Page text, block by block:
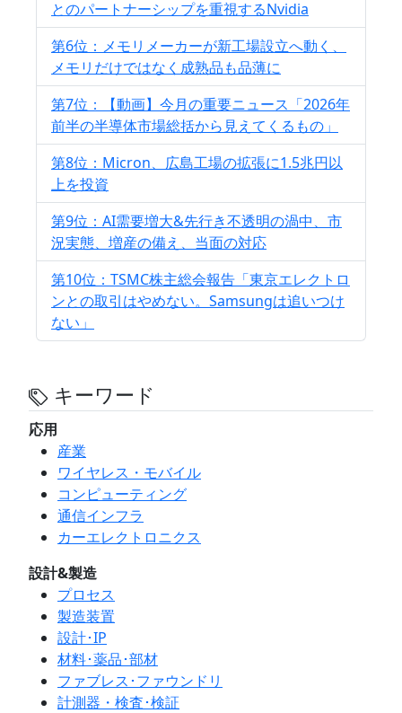
とのパートナーシップを重視するNvidia
第6位：メモリメーカーが新工場設立へ動く、
メモリだけではなく成熟品も品薄に
第7位：【動画】今月の重要ニュース「2026年
前半の半導体市場総括から見えてくるもの」
第8位：Micron、広島工場の拡張に1.5兆円以
上を投資
第9位：AI需要増大&先行き不透明の渦中、市
況実態、増産の備え、当面の対応
第10位：TSMC株主総会報告「東京エレクトロ
ンとの取引はやめない。Samsungは追いつけ
ない」
キーワード
応用
産業
ワイヤレス・モバイル
コンピューティング
通信インフラ
カーエレクトロニクス
設計&製造
プロセス
製造装置
設計･IP
材料･薬品･部材
ファブレス･ファウンドリ
計測器・検査･検証